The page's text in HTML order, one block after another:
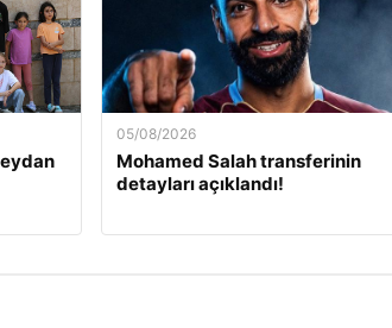
05/08/2026
Mohamed Salah transferinin
detayları açıklandı!